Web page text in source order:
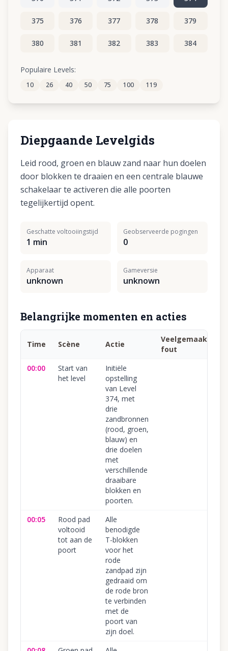
375 376 377 378 379
380 381 382 383 384
385 386
390 391 392 393
Populaire Levels:
10 26 40 50 75 100 119
Diepgaande Levelgids
Leid rood, groen en blauw zand naar hun doelen
door blokken te draaien en een centrale blauwe
schakelaar te activeren die alle poorten
tegelijkertijd opent.
Geschatte voltooiingstijd
1 min
Geobserveerde pogingen
0
Apparaat
unknown
Gameversie
unknown
Belangrijke momenten en acties
Time Scène Actie
Veelgemaakte
fout
00:00
Start van
het level
Initiële
opstelling
van Level
374, met
drie
zandbronnen
(rood, groen,
blauw) en
drie doelen
met
verschillende
draaibare
blokken en
poorten.
00:05
Rood pad
voltooid
tot aan de
poort
Alle
benodigde
T-blokken
voor het
rode
zandpad zijn
gedraaid om
de rode bron
te verbinden
met de
poort van
zijn doel.